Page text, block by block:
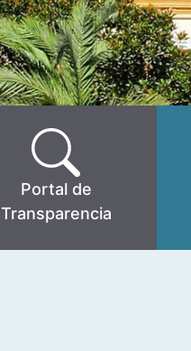
Portal de
Transparencia